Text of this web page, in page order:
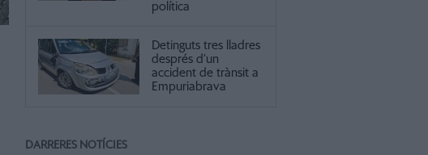
política
Detinguts tres lladres
després d’un
accident de trànsit a
Empuriabrava
DARRERES NOTÍCIES